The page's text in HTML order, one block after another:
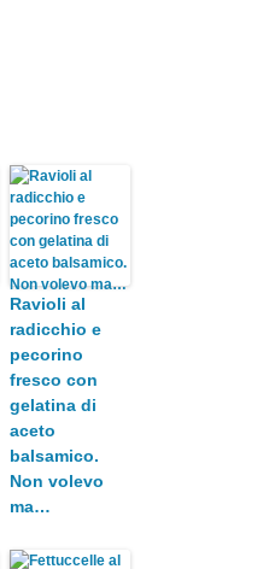
Ravioli al
radicchio e
pecorino
fresco con
gelatina di
aceto
balsamico.
Non volevo
ma…